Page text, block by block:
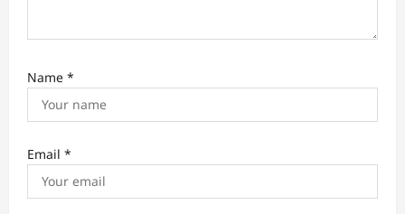
Name *
Email *